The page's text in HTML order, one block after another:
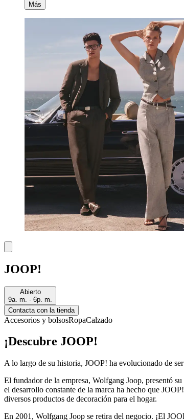
Más
JOOP!
Abierto
9a. m. - 6p. m.
Contacta con la tienda
Accesorios y bolsosRopaCalzado
¡Descubre JOOP!
A lo largo de su historia, JOOP! ha evolucionado de
El fundador de la empresa, Wolfgang Joop, presentó
el desarrollo constante de la marca ha hecho que
diversos productos de decoración para el hogar.
En 2001, Wolfgang Joop se retira del negocio. ¡El